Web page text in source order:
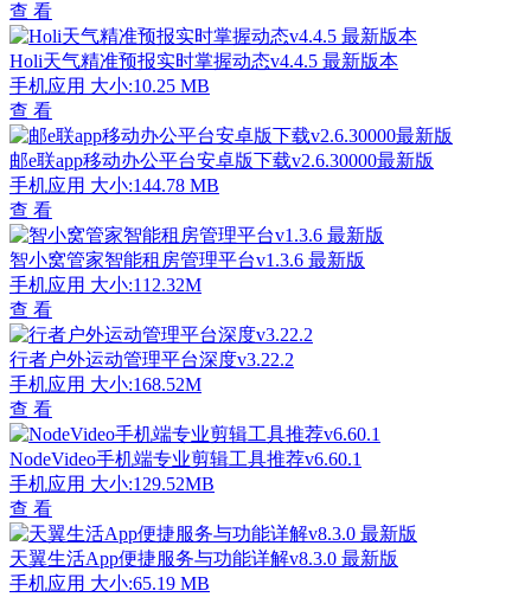
查 看
Holi天气精准预报实时掌握动态v4.4.5 最新版本
手机应用 大小:10.25 MB
查 看
邮e联app移动办公平台安卓版下载v2.6.30000最新版
手机应用 大小:144.78 MB
查 看
智小窝管家智能租房管理平台v1.3.6 最新版
手机应用 大小:112.32M
查 看
行者户外运动管理平台深度v3.22.2
手机应用 大小:168.52M
查 看
NodeVideo手机端专业剪辑工具推荐v6.60.1
手机应用 大小:129.52MB
查 看
天翼生活App便捷服务与功能详解v8.3.0 最新版
手机应用 大小:65.19 MB